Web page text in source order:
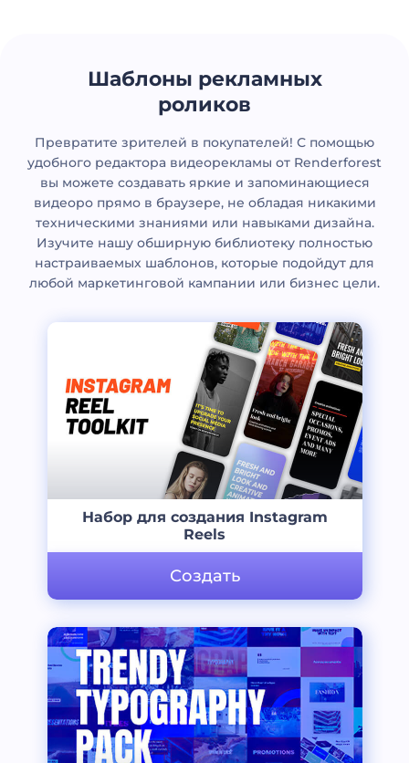
Шаблоны рекламных
роликов
Превратите зрителей в покупателей! С помощью
удобного редактора видеорекламы от Renderforest
вы можете создавать яркие и запоминающиеся
видеоро прямо в браузере, не обладая никакими
техническими знаниями или навыками дизайна.
Изучите нашу обширную библиотеку полностью
настраиваемых шаблонов, которые подойдут для
любой маркетинговой кампании или бизнес цели.
Набор для создания Instagram
Reels
Создать